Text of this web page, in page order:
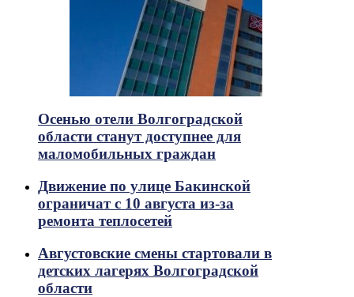
Осенью отели Волгоградской
области станут доступнее для
маломобильных граждан
Движение по улице Бакинской
ограничат с 10 августа из-за
ремонта теплосетей
Августовские смены стартовали в
детских лагерях Волгоградской
области